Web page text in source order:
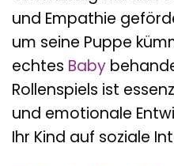
und Empathie
um seine Puppe
echtes Baby
Rollenspiels ist
und emotionale
Ihr Kind auf soziale